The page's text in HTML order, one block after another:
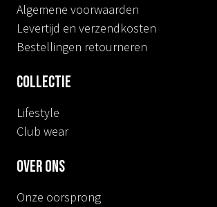
Algemene voorwaarden
Levertijd en verzendkosten
Bestellingen retourneren
Collectie
Lifestyle
Club wear
Over ons
Onze oorsprong